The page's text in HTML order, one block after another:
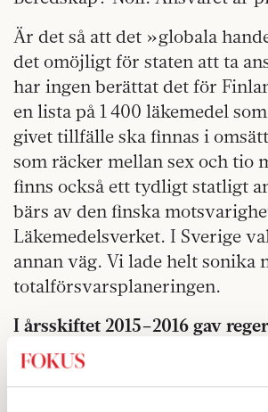
Är det så att det »globala
det omöjligt för staten att ta
har ingen berättat det för
en lista på 1 400 läkemedel
givet tillfälle ska finnas i
som räcker mellan sex och tio
finns också ett tydligt statligt
bärs av den finska
Läkemedelsverket. I Sverige
annan väg. Vi lade helt sonika
totalförsvarsplaneringen.
I årsskiftet 2015–2016 gav
uppdragtill berörda
återuppta en